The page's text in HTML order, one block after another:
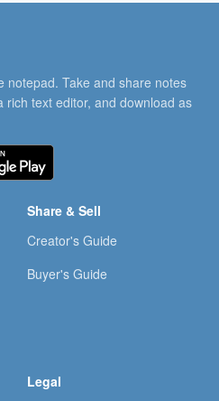
notepad. Take and share notes
text editor, and download as
Share & Sell
Creator's Guide
Buyer's Guide
Legal